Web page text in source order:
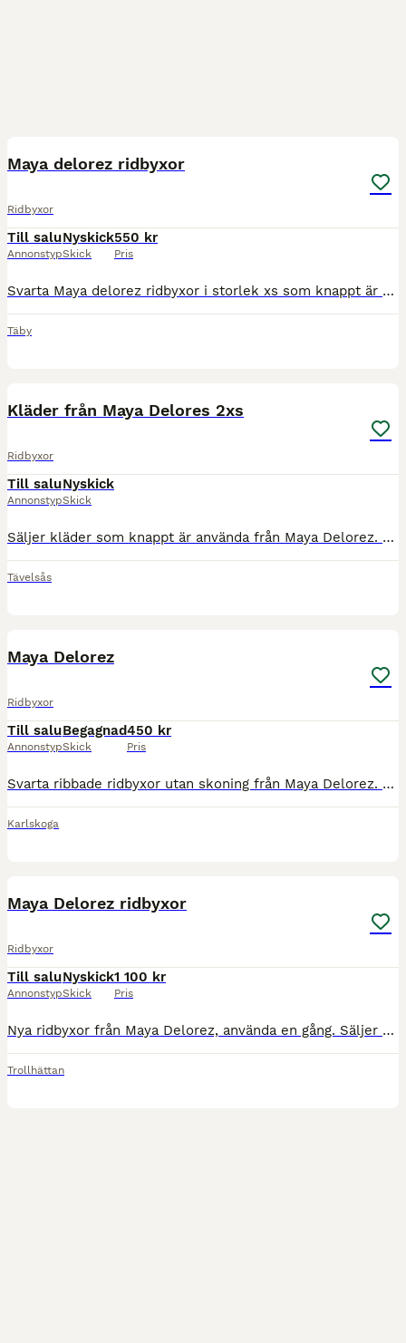
Maya delorez ridbyxor
Ridbyxor
Till salu
Annonstyp
Nyskick
Skick
550 kr
Pris
Svarta Maya delorez ridbyxor i storlek xs som knappt är använda. Inte slitna och inga hål. Nypris: 899kr. Endast för upphämtning i Stockholm (Täby) men kan även lämna de hos dig eller på en bestämd pl
Täby
Kläder från Maya Delores 2xs
Ridbyxor
Till salu
Annonstyp
Nyskick
Skick
Säljer kläder som knappt är använda från Maya Delorez. Ridbyxor Sport Breeches 2xs Svarta helskodda använda 2 gånger 800 kr nypris 1799kr Piké 300kr nypris 899kr 2xs Halfzip tröja 400kr nypris 999kr
Tävelsås
Maya Delorez
Ridbyxor
Till salu
Annonstyp
Begagnad
Skick
450 kr
Pris
Svarta ribbade ridbyxor utan skoning från Maya Delorez. Mobilfickor på låren. Extra hög midja. Kan skickas om köparen står för frakten.
Karlskoga
Maya Delorez ridbyxor
Ridbyxor
Till salu
Annonstyp
Nyskick
Skick
1 100 kr
Pris
Nya ridbyxor från Maya Delorez, använda en gång. Säljer då jag inte trivdes i dem. De är beiga och helskodda.
Trollhättan